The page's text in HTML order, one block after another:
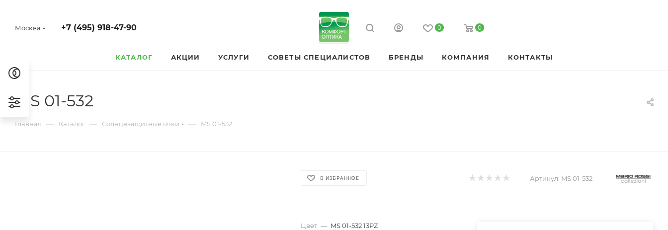
Москва +7 (495) 918-47-90 0 0
КАТАЛОГ АКЦИИ УСЛУГИ СОВЕТЫ СПЕЦИАЛИСТОВ БРЕНДЫ КОМПАНИЯ КОНТАКТЫ
MS 01-532
Главная — Каталог — Солнцезащитные очки — MS 01-532
В ИЗБРАННОЕ Артикул: MS 01-532
Цвет — MS 01-532 13PZ